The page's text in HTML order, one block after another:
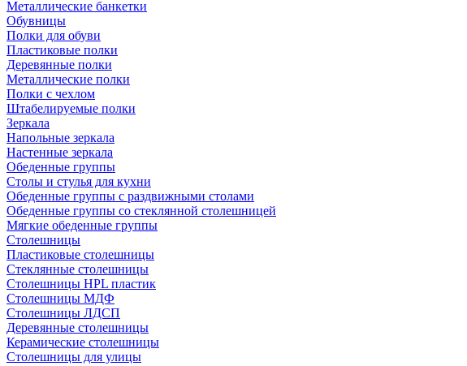
Металлические банкетки
Обувницы
Полки для обуви
Пластиковые полки
Деревянные полки
Металлические полки
Полки с чехлом
Штабелируемые полки
Зеркала
Напольные зеркала
Настенные зеркала
Обеденные группы
Столы и стулья для кухни
Обеденные группы с раздвижными столами
Обеденные группы со стеклянной столешницей
Мягкие обеденные группы
Столешницы
Пластиковые столешницы
Стеклянные столешницы
Столешницы HPL пластик
Столешницы МДФ
Столешницы ЛДСП
Деревянные столешницы
Керамические столешницы
Столешницы для улицы